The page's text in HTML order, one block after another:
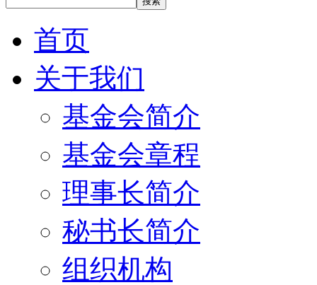
首页
关于我们
基金会简介
基金会章程
理事长简介
秘书长简介
组织机构